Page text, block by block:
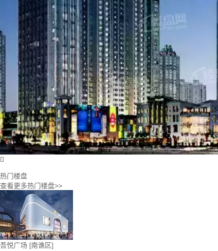

热门楼盘
查看更多热门楼盘>>
吾悦广场 [南谯区]